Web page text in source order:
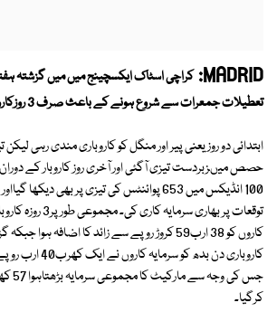
MADRID: کراچی اسٹاک ایکسچینج میں میں گزشتہ
تعطیلات جمعرات سے شروع ہونے کے باعث صرف 3 روزکاروبار ہوسکا۔
ابتدائی دو روز یعنی پیر اور منگل کو کاروباری مندی رہی
حصص میںزبردست تیزی آگئی اور آخری روز کاروبار کے
100 انڈیکس میں 653 پوائنٹس کی تیزی پر بھی
توقعات پر بھاری
کاروں کو 38 ارب59 کروڑ روپے سے زائد کا اضافہ
کاروباری دن بدھ کو
جس کی
کرگیا۔